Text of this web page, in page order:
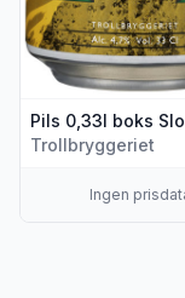
Pils 0,33l boks
Trollbryggeriet
Ingen